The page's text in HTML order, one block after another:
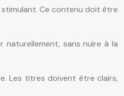
Ce contenu doit être
naturellement, sans nuire à la
Les titres doivent être clairs,